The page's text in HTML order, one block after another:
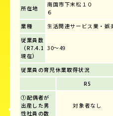
所在地
南国市下末松１０
業種
生活関連サービス業・娯
従業員数
（R7.4.1
現在）
30～49
従業員の育児休業取得状況
R5
①配偶者が
出産した男
性社員の数
対象者なし